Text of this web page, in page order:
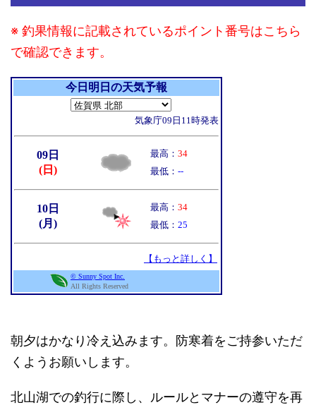
※ 釣果情報に記載されているポイント番号はこちら
で確認できます。
朝夕はかなり冷え込みます。防寒着をご持参いただ
くようお願いします。
北山湖での釣行に際し、ルールとマナーの遵守を再